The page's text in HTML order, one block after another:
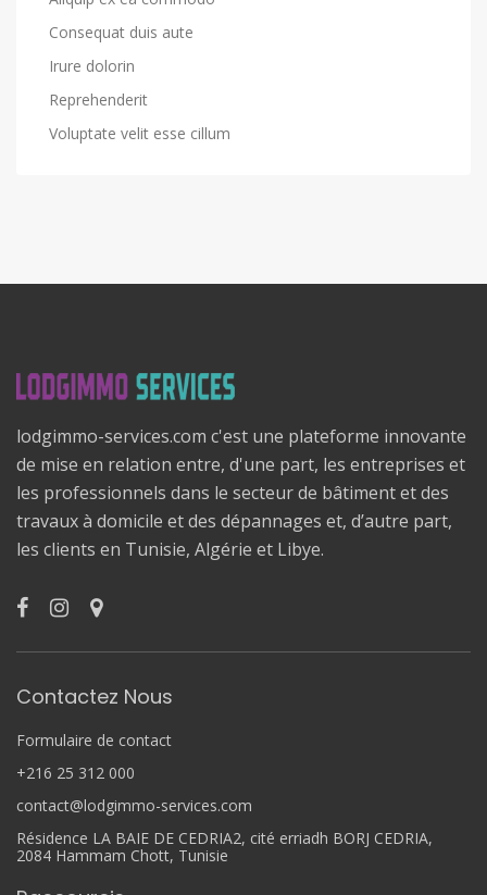
Consequat duis aute
Irure dolorin
Reprehenderit
Voluptate velit esse cillum
lodgimmo-services.com c'est une plateforme innovante
de mise en relation entre, d'une part, les entreprises et
les professionnels dans le secteur de bâtiment et des
travaux à domicile et des dépannages et, d’autre part,
les clients en Tunisie, Algérie et Libye.
Contactez Nous
Formulaire de contact
+216 25 312 000
contact@lodgimmo-services.com
Résidence LA BAIE DE CEDRIA2, cité erriadh BORJ CEDRIA,
2084 Hammam Chott, Tunisie